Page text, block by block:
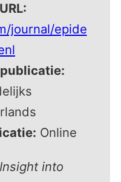
journal/epide
Online
Insight into